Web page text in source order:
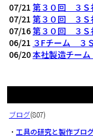
07/21 第３０回 ３Ｓ社内報
07/21 第３０回 ３Ｓ社内報
07/16第３０回 ３Ｓ社内報
06/21 ３Fチーム ３Ｓ月
06/20本社製造チーム ３Ｓ
ブログ(807)
・ 工具の研究と製作ブロ